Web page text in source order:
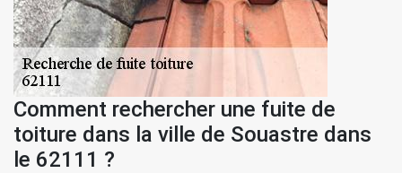
Comment rechercher une fuite de
toiture dans la ville de Souastre dans
le 62111 ?